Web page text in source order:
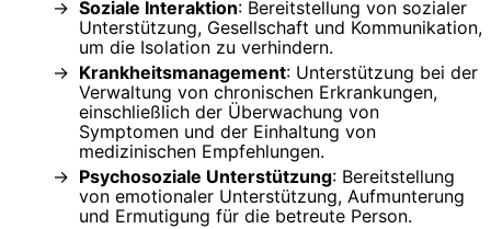
Soziale Interaktion: Bereitstellung von sozialer
Unterstützung, Gesellschaft und Kommunikation,
um die Isolation zu verhindern.
Krankheitsmanagement: Unterstützung bei der
Verwaltung von chronischen Erkrankungen,
einschließlich der Überwachung von
Symptomen und der Einhaltung von
medizinischen Empfehlungen.
Psychosoziale Unterstützung: Bereitstellung
von emotionaler Unterstützung, Aufmunterung
und Ermutigung für die betreute Person.